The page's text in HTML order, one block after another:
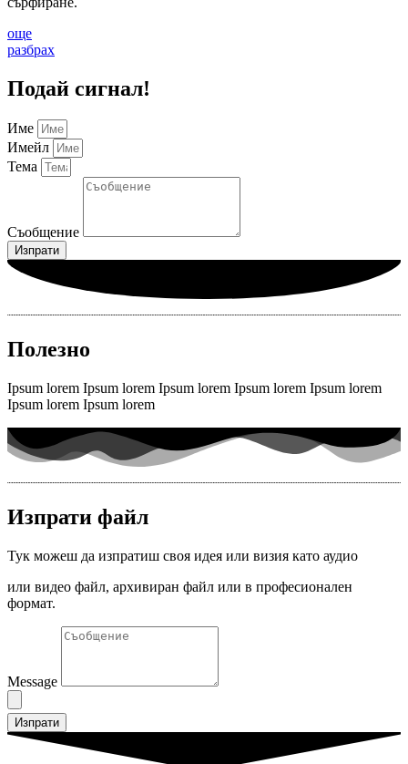
още
разбрах
Подай сигнал!
Име
Имейл
Тема
Съобщение
Изпрати
Полезно
Ipsum lorem Ipsum lorem Ipsum lorem Ipsum lorem Ipsum lorem
Ipsum lorem Ipsum lorem
Изпрати файл
Тук можеш да изпратиш своя идея или визия като аудио
или видео файл, архивиран файл или в професионален
формат.
Message
Изпрати